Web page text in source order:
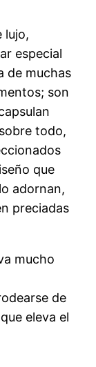
lujo,
especial
de muchas
son
todo,
que
adornan,
preciadas
mucho
de
eleva el